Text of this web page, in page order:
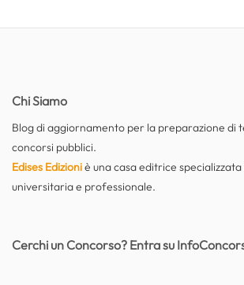
Chi Siamo
Blog di aggiornamento per la preparazione di
concorsi pubblici.
Edises Edizioniè una casa editrice
universitaria e professionale.
Cerchi un Concorso? Entra su